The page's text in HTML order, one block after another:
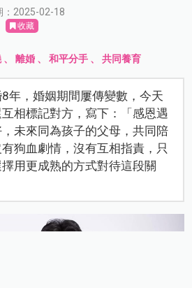
：2025-02-18
收藏
、離婚 、和平分手 、共同養育
年，婚姻期間屢傳變數，今天
相標記對方，寫下：「感恩遇
未來同為孩子的父母，共同陪
狗血劇情，沒有互相指責，只
用更成熟的方式對待這段關